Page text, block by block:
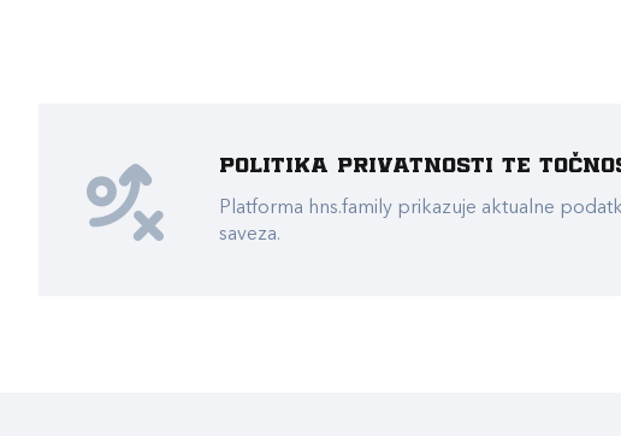
Politika privatnosti te
Platforma hns.family prikazuje aktualne
saveza.